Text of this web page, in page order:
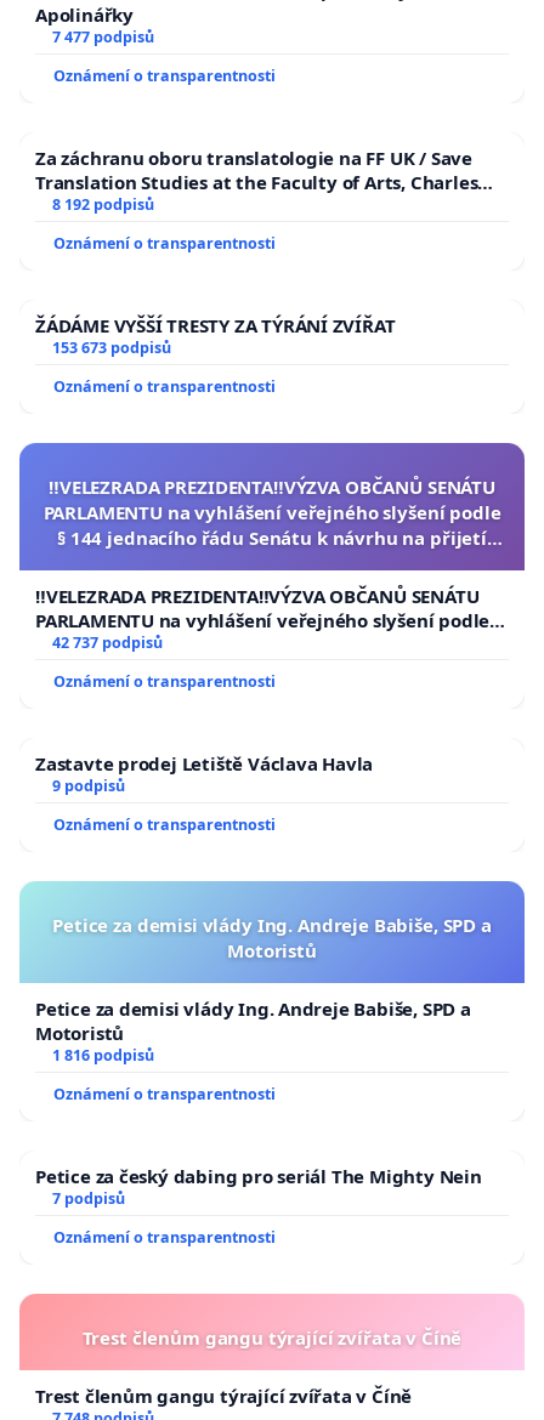
Apolinářky
7 477 podpisů
Oznámení o transparentnosti
Za záchranu oboru translatologie na FF UK / Save
Translation Studies at the Faculty of Arts, Charles
University
8 192 podpisů
Oznámení o transparentnosti
ŽÁDÁME VYŠŠÍ TRESTY ZA TÝRÁNÍ ZVÍŘAT
153 673 podpisů
Oznámení o transparentnosti
‼️VELEZRADA PREZIDENTA‼️VÝZVA OBČANŮ SENÁTU
PARLAMENTU na vyhlášení veřejného slyšení podle
§ 144 jednacího řádu Senátu k návrhu na přijetí
republiky
‼️VELEZRADA PREZIDENTA‼️VÝZVA OBČANŮ SENÁTU
PARLAMENTU na vyhlášení veřejného slyšení podle §
144 jednacího řádu Senátu k návrhu na přijetí
usnesení k podání ústavní žaloby na prezidenta
republiky
42 737 podpisů
Oznámení o transparentnosti
Zastavte prodej Letiště Václava Havla
9 podpisů
Oznámení o transparentnosti
Petice za demisi vlády Ing. Andreje Babiše, SPD a
Motoristů
Petice za demisi vlády Ing. Andreje Babiše, SPD a
Motoristů
1 816 podpisů
Oznámení o transparentnosti
Petice za český dabing pro seriál The Mighty Nein
7 podpisů
Oznámení o transparentnosti
Trest členům gangu týrající zvířata v Číně
Trest členům gangu týrající zvířata v Číně